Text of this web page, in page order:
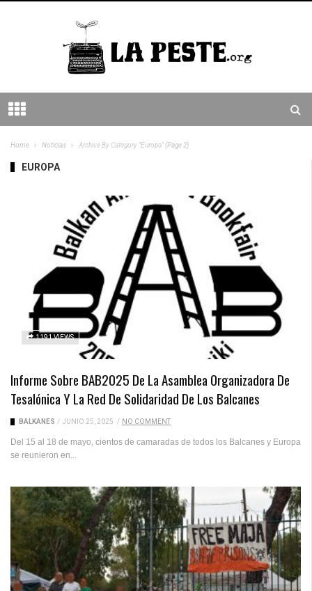
Home Noticias Archive By Category "Europa"(Page 2)
EUROPA
1191 VIEWS
Informe Sobre BAB2025 De La Asamblea Organizadora De
Tesalónica Y La Red De Solidaridad De Los Balcanes
BALKANES / JUNIO 25, 2025 / NO COMMENT
Del 15 al 18 de mayo, cientos de camaradas de todos los Balcanes y Europa
se reunieron en...